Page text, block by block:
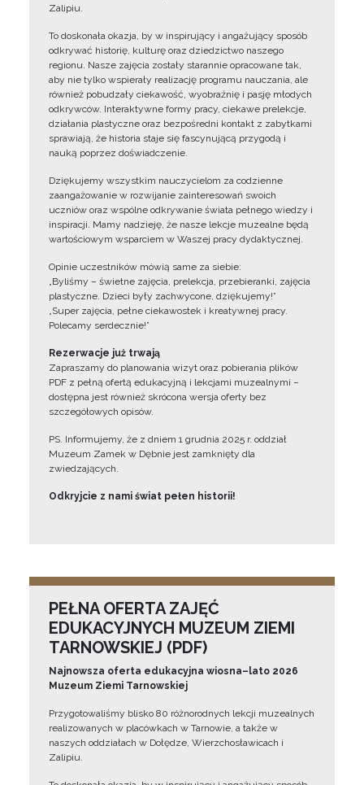
Zalipiu.
To doskonała okazja, by w inspirujący i angażujący sposób
odkrywać historię, kulturę oraz dziedzictwo naszego
regionu. Nasze zajęcia zostały starannie opracowane tak,
aby nie tylko wspierały realizację programu nauczania, ale
również pobudzały ciekawość, wyobraźnię i pasję młodych
odkrywców. Interaktywne formy pracy, ciekawe prelekcje,
działania plastyczne oraz bezpośredni kontakt z zabytkami
sprawiają, że historia staje się fascynującą przygodą i
nauką poprzez doświadczenie.
Dziękujemy wszystkim nauczycielom za codzienne
zaangażowanie w rozwijanie zainteresowań swoich
uczniów oraz wspólne odkrywanie świata pełnego wiedzy i
inspiracji. Mamy nadzieję, że nasze lekcje muzealne będą
wartościowym wsparciem w Waszej pracy dydaktycznej.
Opinie uczestników mówią same za siebie:
„Byliśmy – świetne zajęcia, prelekcja, przebieranki, zajęcia
plastyczne. Dzieci były zachwycone, dziękujemy!”
„Super zajęcia, pełne ciekawostek i kreatywnej pracy.
Polecamy serdecznie!”
Rezerwacje już trwają
Zapraszamy do planowania wizyt oraz pobierania plików
PDF z pełną ofertą edukacyjną i lekcjami muzealnymi –
dostępna jest również skrócona wersja oferty bez
szczegółowych opisów.
PS. Informujemy, że z dniem 1 grudnia 2025 r. oddział
Muzeum Zamek w Dębnie jest zamknięty dla
zwiedzających.
Odkryjcie z nami świat pełen historii!
PEŁNA OFERTA ZAJĘĆ
EDUKACYJNYCH MUZEUM ZIEMI
TARNOWSKIEJ (PDF)
Najnowsza oferta edukacyjna wiosna–lato 2026
Muzeum Ziemi Tarnowskiej
Przygotowaliśmy blisko 80 różnorodnych lekcji muzealnych
realizowanych w placówkach w Tarnowie, a także w
naszych oddziałach w Dołędze, Wierzchosławicach i
Zalipiu.